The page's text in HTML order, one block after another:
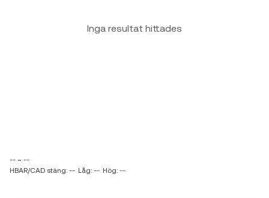
Inga resultat hittades
-- ~ --
HBAR/CAD stäng: -- Låg: -- Hög: --